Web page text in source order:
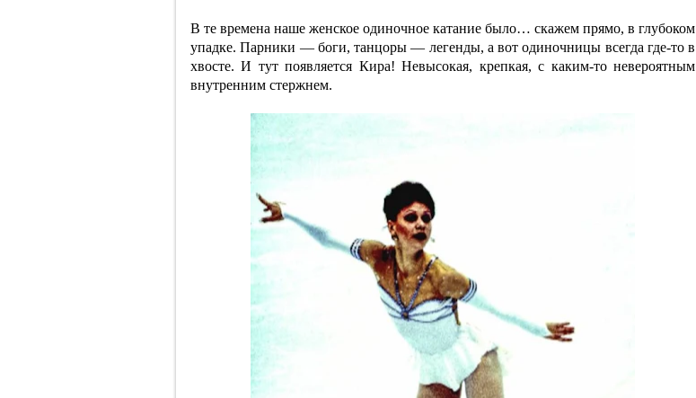
В те времена наше женское одиночное катание было… скажем прямо, в глубоком
упадке. Парники — боги, танцоры — легенды, а вот одиночницы всегда где-то в
хвосте. И тут появляется Кира! Невысокая, крепкая, с каким-то невероятным
внутренним стержнем.